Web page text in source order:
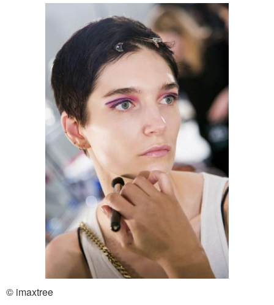
Коричневый макияж Свадебный макияж
Нюдовый макияж Естественный макияж
Макияж для
зеленоглазой
блондинки
Стильный макияж
Макияж для кареглазых
блондинок
Повседневный макияж
Макияж для больших
глаз
Макияж в зависимости
© imaxtree